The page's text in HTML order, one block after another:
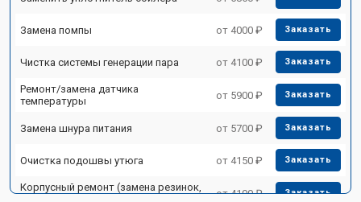
Замена помпы от 4000 ₽ Заказать
Чистка системы генерации пара от 4100 ₽ Заказать
Ремонт/замена датчика
температуры
от 5900 ₽ Заказать
Замена шнура питания от 5700 ₽ Заказать
Очистка подошвы утюга от 4150 ₽ Заказать
Корпусный ремонт (замена резинок,
от 4100 ₽ Заказать